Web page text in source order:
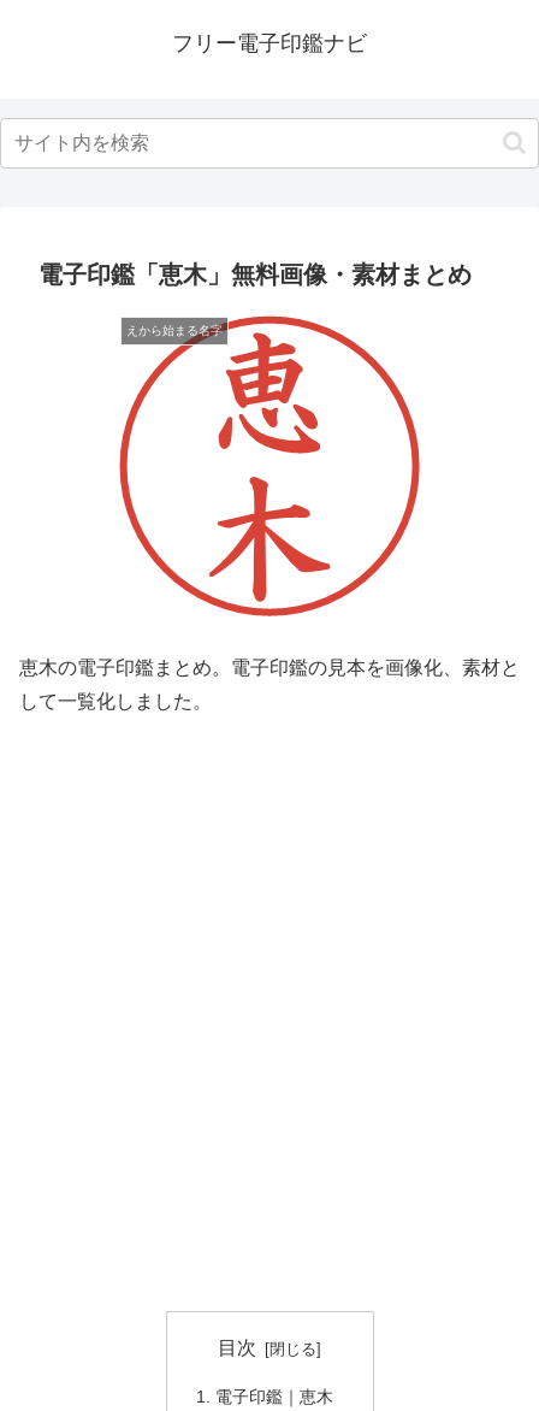
フリー電子印鑑ナビ
電子印鑑「恵木」無料画像・素材まとめ
えから始まる名字
恵木の電子印鑑まとめ。電子印鑑の見本を画像化、素材と
して一覧化しました。
目次
電子印鑑｜恵木